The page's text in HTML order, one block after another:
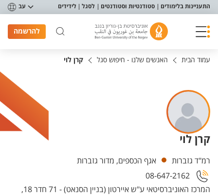
תפריט נגישות
התעניינות בלימודים סטודנטיות וסטודנטים לסגל לידידים עב
להרשמה
עמוד הבית האנשים שלנו - חיפוש סגל קרן לוי
קרן לוי
יחידות
רמ"ד גזברות אגף הכספים, מדור גזברות
המרכז האוניברסיטאי ע"ש איירטון (בניין הסנאט) - 71 חדר 18,
08-647-2162